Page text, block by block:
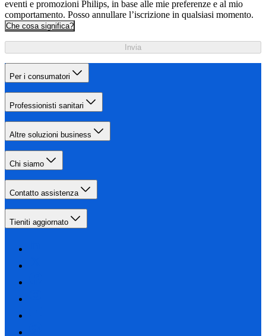
eventi e promozioni Philips, in base alle mie preferenze e al mio
comportamento. Posso annullare l’iscrizione in qualsiasi momento.
Che cosa significa?
Invia
Per i consumatori
Professionisti sanitari
Altre soluzioni business
Chi siamo
Contatto assistenza
Tieniti aggiornato